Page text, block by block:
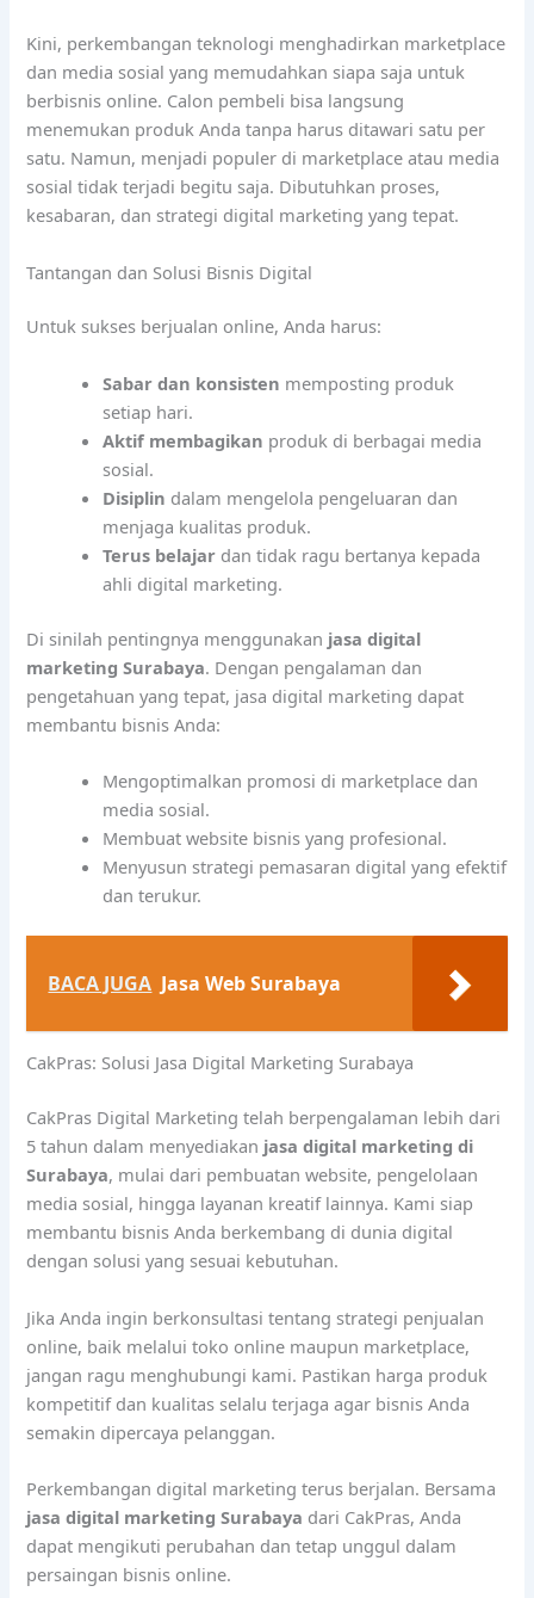
Kini, perkembangan teknologi menghadirkan marketplace
dan media sosial yang memudahkan siapa saja untuk
berbisnis online. Calon pembeli bisa langsung
menemukan produk Anda tanpa harus ditawari satu per
satu. Namun, menjadi populer di marketplace atau media
sosial tidak terjadi begitu saja. Dibutuhkan proses,
kesabaran, dan strategi digital marketing yang tepat.
Tantangan dan Solusi Bisnis Digital
Untuk sukses berjualan online, Anda harus:
Sabar dan konsisten memposting produk
setiap hari.
Aktif membagikan produk di berbagai media
sosial.
Disiplin dalam mengelola pengeluaran dan
menjaga kualitas produk.
Terus belajar dan tidak ragu bertanya kepada
ahli digital marketing.
Di sinilah pentingnya menggunakan jasa digital
marketing Surabaya. Dengan pengalaman dan
pengetahuan yang tepat, jasa digital marketing dapat
membantu bisnis Anda:
Mengoptimalkan promosi di marketplace dan
media sosial.
Membuat website bisnis yang profesional.
Menyusun strategi pemasaran digital yang efektif
dan terukur.
BACA JUGA Jasa Web Surabaya
CakPras: Solusi Jasa Digital Marketing Surabaya
CakPras Digital Marketing telah berpengalaman lebih dari
5 tahun dalam menyediakan jasa digital marketing di
Surabaya, mulai dari pembuatan website, pengelolaan
media sosial, hingga layanan kreatif lainnya. Kami siap
membantu bisnis Anda berkembang di dunia digital
dengan solusi yang sesuai kebutuhan.
Jika Anda ingin berkonsultasi tentang strategi penjualan
online, baik melalui toko online maupun marketplace,
jangan ragu menghubungi kami. Pastikan harga produk
kompetitif dan kualitas selalu terjaga agar bisnis Anda
semakin dipercaya pelanggan.
Perkembangan digital marketing terus berjalan. Bersama
jasa digital marketing Surabaya dari CakPras, Anda
dapat mengikuti perubahan dan tetap unggul dalam
persaingan bisnis online.